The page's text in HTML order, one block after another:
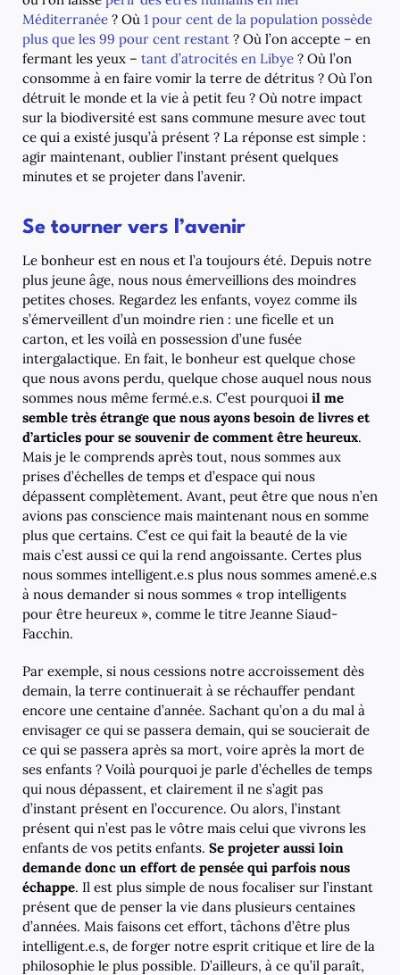
Méditerranée ? Où 1 pour cent de la population possède
plus que les 99 pour cent restant ? Où l’on accepte – en
fermant les yeux – tant d’atrocités en Libye ? Où l’on
consomme à en faire vomir la terre de détritus ? Où l’on
détruit le monde et la vie à petit feu ? Où notre impact
sur la biodiversité est sans commune mesure avec tout
ce qui a existé jusqu’à présent ? La réponse est simple :
agir maintenant, oublier l’instant présent quelques
minutes et se projeter dans l’avenir.
Se tourner vers l’avenir
Le bonheur est en nous et l’a toujours été. Depuis notre
plus jeune âge, nous nous émerveillions des moindres
petites choses. Regardez les enfants, voyez comme ils
s’émerveillent d’un moindre rien : une ficelle et un
carton, et les voilà en possession d’une fusée
intergalactique. En fait, le bonheur est quelque chose
que nous avons perdu, quelque chose auquel nous nous
sommes nous même fermé.e.s. C’est pourquoi il me
semble très étrange que nous ayons besoin de livres et
d’articles pour se souvenir de comment être heureux.
Mais je le comprends après tout, nous sommes aux
prises d’échelles de temps et d’espace qui nous
dépassent complètement. Avant, peut être que nous n’en
avions pas conscience mais maintenant nous en somme
plus que certains. C’est ce qui fait la beauté de la vie
mais c’est aussi ce qui la rend angoissante. Certes plus
nous sommes intelligent.e.s plus nous sommes amené.e.s
à nous demander si nous sommes « trop intelligents
pour être heureux », comme le titre Jeanne Siaud-
Facchin.
Par exemple, si nous cessions notre accroissement dès
demain, la terre continuerait à se réchauffer pendant
encore une centaine d’année. Sachant qu’on a du mal à
envisager ce qui se passera demain, qui se soucierait de
ce qui se passera après sa mort, voire après la mort de
ses enfants ? Voilà pourquoi je parle d’échelles de temps
qui nous dépassent, et clairement il ne s’agit pas
d’instant présent en l’occurence. Ou alors, l’instant
présent qui n’est pas le vôtre mais celui que vivrons les
enfants de vos petits enfants. Se projeter aussi loin
demande donc un effort de pensée qui parfois nous
échappe. Il est plus simple de nous focaliser sur l’instant
présent que de penser la vie dans plusieurs centaines
d’années. Mais faisons cet effort, tâchons d’être plus
intelligent.e.s, de forger notre esprit critique et lire de la
philosophie le plus possible. D’ailleurs, à ce qu’il paraît,